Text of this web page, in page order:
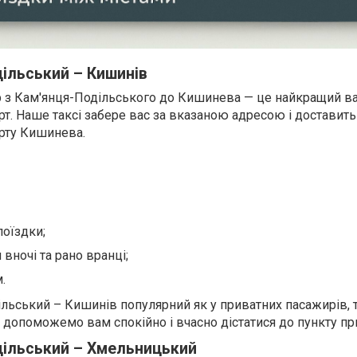
– Кишинів
з Кам'янця-Подільського до Кишинева — це найкращий
Наше таксі забере вас за вказаною адресою і
Кишинева.
та рано вранці;
– Кишинів популярний як у приватних пасажирів,
вам спокійно і вчасно дістатися до пункту
– Хмельницький